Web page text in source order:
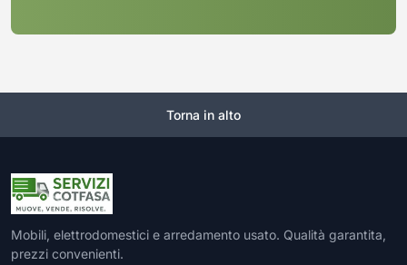
Torna in alto
Mobili, elettrodomestici e arredamento usato. Qualità garantita,
prezzi convenienti.